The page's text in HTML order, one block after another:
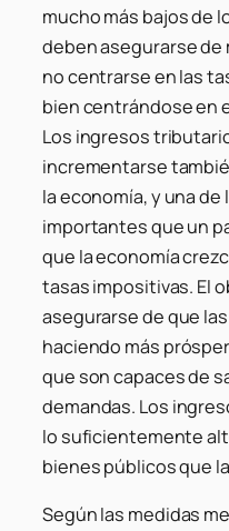
mucho más bajos de
deben asegurarse de
no centrarse en las
bien centrándose en
Los ingresos
incrementarse
la economía, y una de
importantes que un
que la economía
tasas impositivas. El
asegurarse de que
haciendo más
que son capaces de
demandas. Los
lo suficientemente
bienes públicos que
Según las medidas